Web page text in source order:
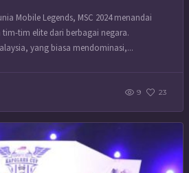
Mobile Legends, MSC 2024 menandai
tim elite dari berbagai negara.
yang biasa mendominasi,...
9 23